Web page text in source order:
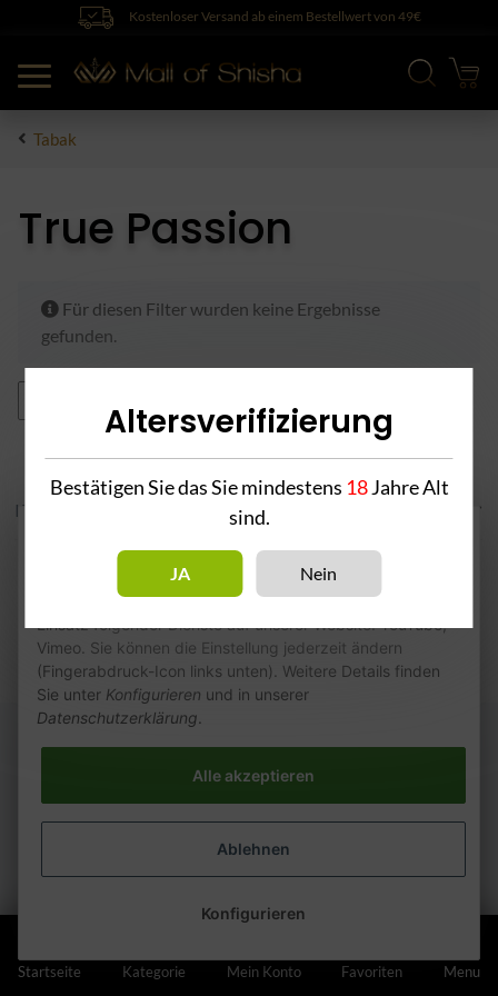
Kostenloser Versand ab einem Bestellwert von 49€
Tabak
True Passion
x
Für diesen Filter wurden keine Ergebnisse
gefunden.
Wie wir Cookies & Co nutzen
Durch Klicken auf „Alle akzeptieren“ gestatten Sie den
Einsatz folgender Dienste auf unserer Website: YouTube,
Vimeo. Sie können die Einstellung jederzeit ändern
(Fingerabdruck-Icon links unten). Weitere Details finden
Sie unter Konfigurieren und in unserer
Datenschutzerklärung.
Alle akzeptieren
Ablehnen
Konfigurieren
Kategorien
Startseite Kategorie Mein Konto Favoriten Menu
Altersverifizierung
Bestätigen Sie das Sie mindestens 18Jahre Alt
sind.
JA Nein